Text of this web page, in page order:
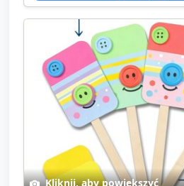
Kliknij, aby powiększyć